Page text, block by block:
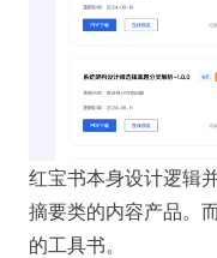
红宝书本身设计逻辑
摘要类的内容产品。
的工具书。